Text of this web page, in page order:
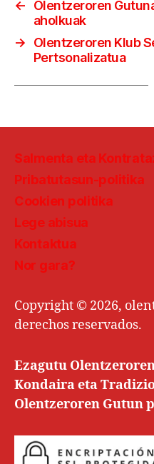
←
Olentzeroren
aholkuak
→
Olentzeroren Klub
Pertsonalizatua
Salmenta eta
Pribatutasun-politika
Cookien politika
Lege abisua
Kontaktua
Nor gara?
Copyright © 2026,
derechos reservados.
Ezagutu
Kondaira eta
Olentzeroren Gutun